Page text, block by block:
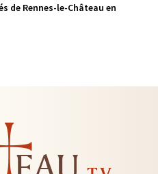
de Rennes-le-Château en